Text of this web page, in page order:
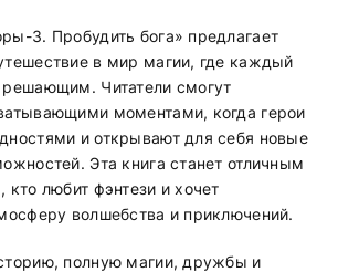
3. Пробудить бога» предлагает
в мир магии, где каждый
Читатели смогут
моментами, когда герои
и открывают для себя новые
Эта книга станет отличным
любит фэнтези и хочет
волшебства и приключений.
полную магии, дружбы и